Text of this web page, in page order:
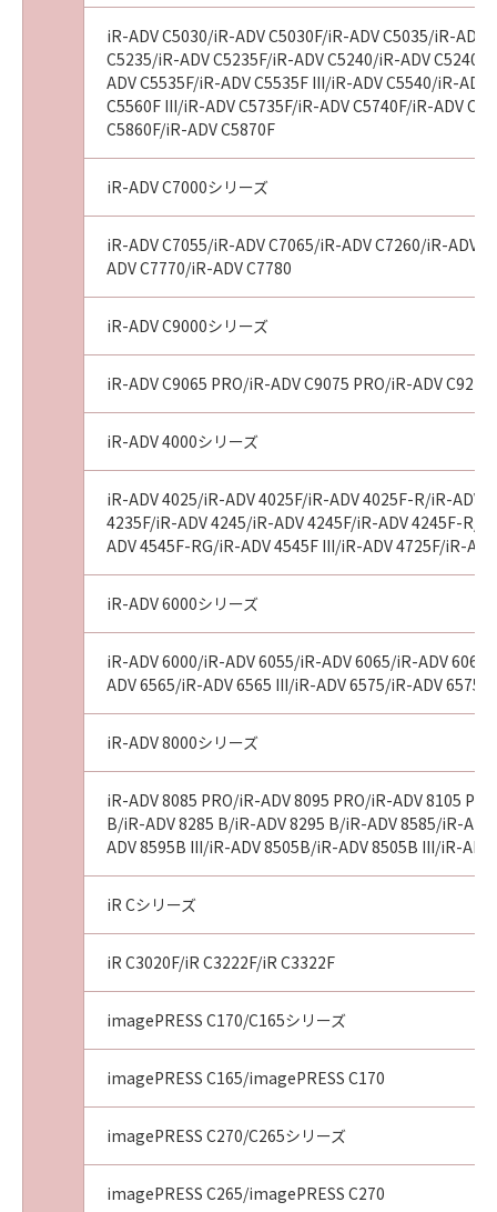
iR-ADV C5030/iR-ADV C5030F/iR-ADV C5035/iR-
C5235/iR-ADV C5235F/iR-ADV C5240/iR-ADV
ADV C5535F/iR-ADV C5535F III/iR-ADV C5540/iR-
C5560F III/iR-ADV C5735F/iR-ADV C5740F/iR-ADV
C5860F/iR-ADV C5870F
iR-ADV C7000シリーズ
iR-ADV C7055/iR-ADV C7065/iR-ADV C7260/iR-ADV
ADV C7770/iR-ADV C7780
iR-ADV C9000シリーズ
iR-ADV C9065 PRO/iR-ADV C9075 PRO/iR-ADV
iR-ADV 4000シリーズ
iR-ADV 4025/iR-ADV 4025F/iR-ADV 4025F-R/iR-ADV
4235F/iR-ADV 4245/iR-ADV 4245F/iR-ADV 4245F-R/
ADV 4545F-RG/iR-ADV 4545F III/iR-ADV 4725F/iR-
iR-ADV 6000シリーズ
iR-ADV 6000/iR-ADV 6055/iR-ADV 6065/iR-ADV
ADV 6565/iR-ADV 6565 III/iR-ADV 6575/iR-ADV 6575
iR-ADV 8000シリーズ
iR-ADV 8085 PRO/iR-ADV 8095 PRO/iR-ADV 8105
B/iR-ADV 8285 B/iR-ADV 8295 B/iR-ADV 8585/iR-
ADV 8595B III/iR-ADV 8505B/iR-ADV 8505B III/iR-
iR Cシリーズ
iR C3020F/iR C3222F/iR C3322F
imagePRESS C170/C165シリーズ
imagePRESS C165/imagePRESS C170
imagePRESS C270/C265シリーズ
imagePRESS C265/imagePRESS C270